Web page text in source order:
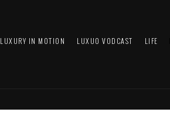
LUXURY IN MOTION LUXUO VODCAST LIFE